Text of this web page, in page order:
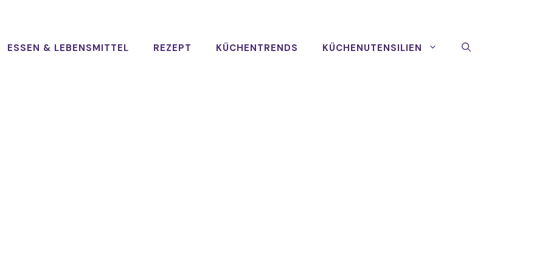
ESSEN & LEBENSMITTEL REZEPT KÜCHENTRENDS KÜCHENUTENSILIEN